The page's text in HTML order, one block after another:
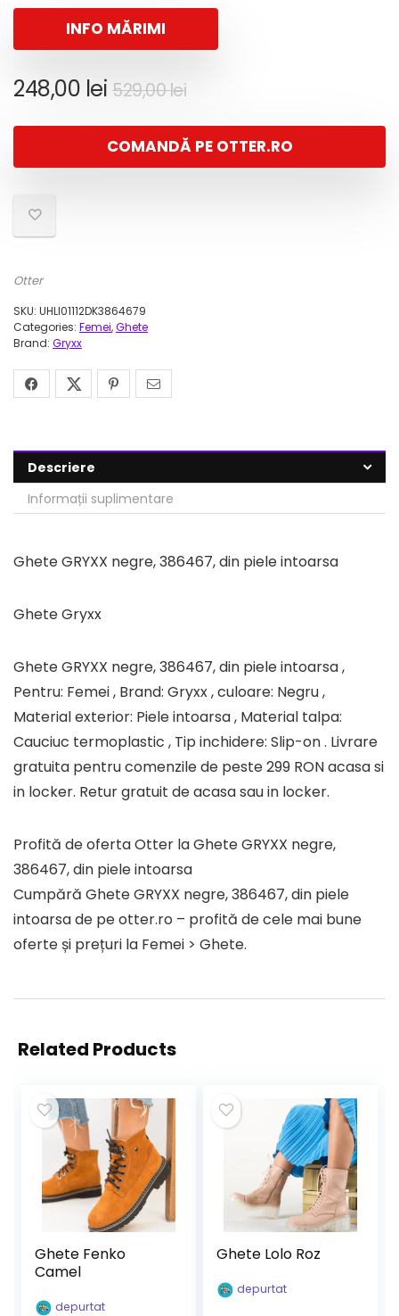
INFO MĂRIMI
529,00leiPrețul
a
fost:
248,00 lei
Prețul
este:
248,00 lei.
COMANDĂ PE OTTER.RO
Otter
SKU: UHLI01112DK3864679
Categories: Femei,Ghete
Brand: Gryxx
Descriere
Informații suplimentare
Ghete GRYXX negre, 386467, din piele intoarsa
Ghete Gryxx
Ghete GRYXX negre, 386467, din piele intoarsa ,
Pentru: Femei , Brand: Gryxx , culoare: Negru ,
Material exterior: Piele intoarsa , Material talpa:
Cauciuc termoplastic , Tip inchidere: Slip-on . Livrare
gratuita pentru comenzile de peste 299 RON acasa si
in locker. Retur gratuit de acasa sau in locker.
Profită de oferta Otter la Ghete GRYXX negre,
386467, din piele intoarsa
Cumpără Ghete GRYXX negre, 386467, din piele
intoarsa de pe otter.ro – profită de cele mai bune
oferte și prețuri la Femei > Ghete.
Related Products
Ghete Fenko
Camel
depurtat
Ghete Lolo Roz
depurtat